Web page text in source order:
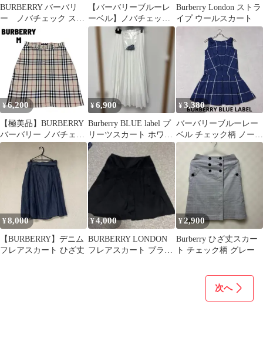
BURBERRY バーバリ
ー ノバチェック スカ
ート ひざ丈 42 大きめ
サイズ
【バーバリーブルーレ
ーベル】ノバチェッ
ク 膝丈スカート フ
レア リボン
Burberry London ストラ
イプ ウールスカート
¥6,200
【極美品】BURBERRY
バーバリー ノバチェッ
ク ミニスカート M Y2K
¥6,900
Burberry BLUE label プ
リーツスカート ホワイ
ト 38
¥3,380
バーバリーブルーレー
ベル チェック柄 ノース
リーブワンピース 紺
38Mサイズ
¥8,000
【BURBERRY】デニム
フレアスカート ひざ丈
¥4,000
BURBERRY LONDON
フレアスカート ブラッ
¥2,900
Burberry ひざ丈スカー
ト チェック柄 グレー
次へ